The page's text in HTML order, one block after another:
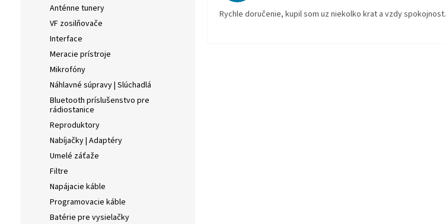
Anténne tunery
VF zosilňovače
Interface
Meracie prístroje
Mikrofóny
Náhlavné súpravy | Slúchadlá
Bluetooth príslušenstvo pre
rádiostanice
Reproduktory
Nabíjačky | Adaptéry
Umelé záťaže
Filtre
Napájacie káble
Programovacie káble
Batérie pre vysielačky
Rychle doručenie, kupil som uz niekolko krat a vzdy spokojnost.